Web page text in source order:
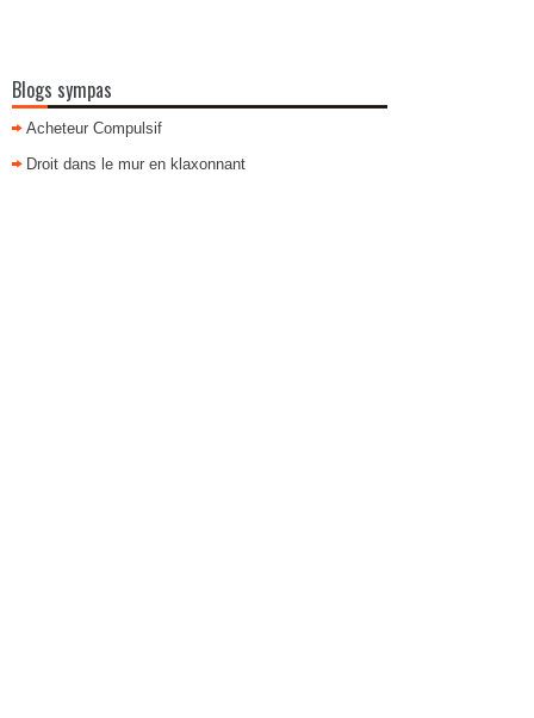
Blogs sympas
Acheteur Compulsif
Droit dans le mur en klaxonnant